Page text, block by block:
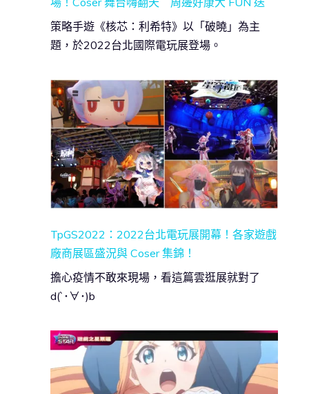
策略手遊《核芯：利希特》以「破曉」為主
題，於2022台北國際電玩展登場。
TpGS2022：2022台北電玩展開幕！各家遊戲
廠商展區盛況與 Coser 集錦！
擔心疫情不敢來現場，看這篇雲逛展就對了
d(`･∀･)b